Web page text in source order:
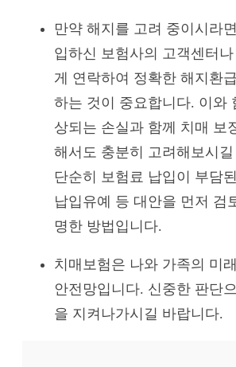
만약 해지를 고려 중이시라
입하신 보험사의 고객센터
게 연락하여 정확한 해지환
하는 것이 중요합니다. 이와
상되는 손실과 함께 치매 보
해서도 충분히 고려해보시
단순히 보험료 납입이 부담
납입유예 등 대안을 먼저 검
명한 방법입니다.
치매보험은 나와 가족의 미
안전망입니다. 신중한 판단
을 지켜나가시길 바랍니다.